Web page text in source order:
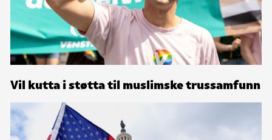
Vil kutta i støtta til muslimske trussamfunn